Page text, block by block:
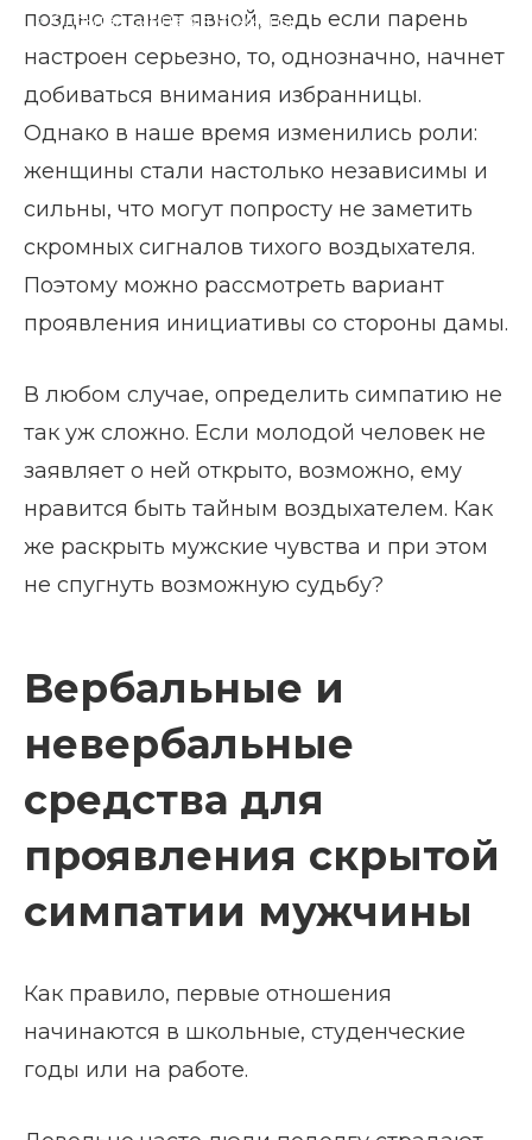
Скрытая симпатия мужчины
поздно станет явной, ведь если парень
настроен серьезно, то, однозначно, начнет
добиваться внимания избранницы.
Однако в наше время изменились роли:
женщины стали настолько независимы и
сильны, что могут попросту не заметить
скромных сигналов тихого воздыхателя.
Поэтому можно рассмотреть вариант
проявления инициативы со стороны дамы.
В любом случае, определить симпатию не
так уж сложно. Если молодой человек не
заявляет о ней открыто, возможно, ему
нравится быть тайным воздыхателем. Как
же раскрыть мужские чувства и при этом
не спугнуть возможную судьбу?
Вербальные и
невербальные
средства для
проявления скрытой
симпатии мужчины
Как правило, первые отношения
начинаются в школьные, студенческие
годы или на работе.